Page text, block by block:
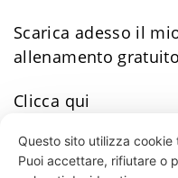
Scarica adesso il
allenamento gratuito
Clicca qui
63 LIKES
Questo sito utilizza
Puoi accettare, rifiutare o